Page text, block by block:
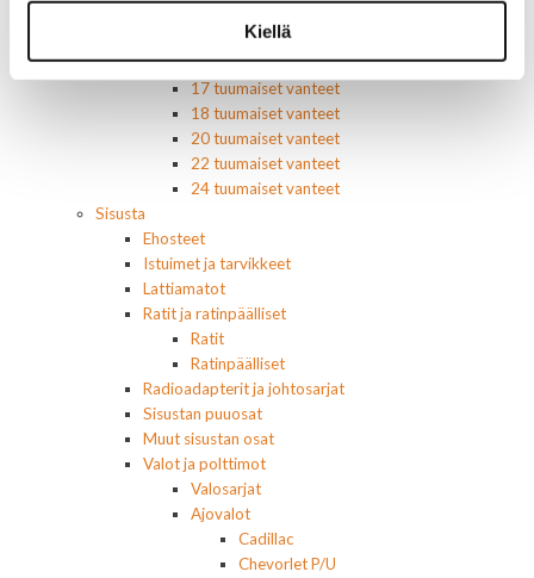
Kiellä
15 tuumaiset vanteet
16 tuumaiset vanteet
17 tuumaiset vanteet
18 tuumaiset vanteet
20 tuumaiset vanteet
22 tuumaiset vanteet
24 tuumaiset vanteet
Sisusta
Ehosteet
Istuimet ja tarvikkeet
Lattiamatot
Ratit ja ratinpäälliset
Ratit
Ratinpäälliset
Radioadapterit ja johtosarjat
Sisustan puuosat
Muut sisustan osat
Valot ja polttimot
Valosarjat
Ajovalot
Cadillac
Chevorlet P/U